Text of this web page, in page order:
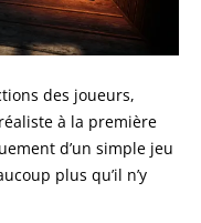
des joueurs,
à la première
d’un simple jeu
plus qu’il n’y